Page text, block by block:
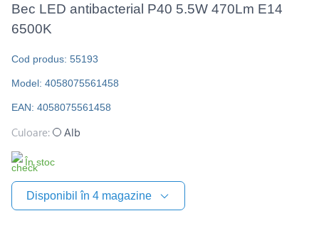
Bec LED antibacterial P40 5.5W 470Lm E14
6500K
Cod produs: 55193
Model: 4058075561458
EAN: 4058075561458
Culoare: Alb
În stoc
Disponibil în 4 magazine